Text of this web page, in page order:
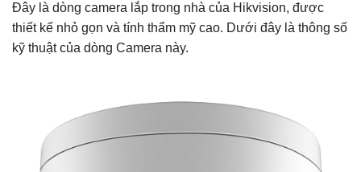
Đây là dòng camera lắp trong nhà của Hikvision, được
thiết kế nhỏ gọn và tính thẩm mỹ cao. Dưới đây là thông số
kỹ thuật của dòng Camera này.